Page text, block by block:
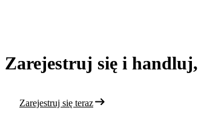
Zarejestruj się i
Zarejestruj się teraz